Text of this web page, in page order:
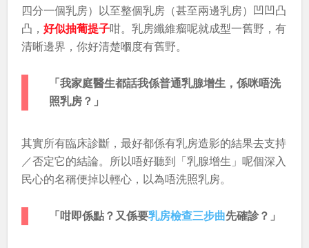
四分一個乳房）以至整個乳房（甚至兩邊乳房）凹凹凸
凸，好似抽葡提子咁。乳房纖維瘤呢就成型一舊野，有
清晰邊界，你好清楚嗰度有舊野。
「我家庭醫生都話我係普通乳腺增生，係咪唔洗
照乳房？」
其實所有臨床診斷，最好都係有乳房造影的結果去支持
／否定它的結論。所以唔好聽到「乳腺增生」呢個深入
民心的名稱便掉以輕心，以為唔洗照乳房。
「咁即係點？又係要乳房檢查三步曲先確診？」